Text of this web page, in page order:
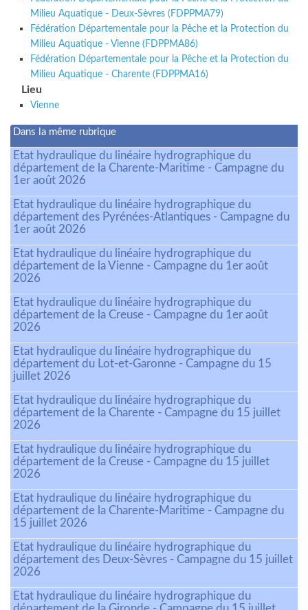
Milieu Aquatique - Deux-Sèvres (FDPPMA79)
Fédération Départementale pour la Pêche et la Protection du
Milieu Aquatique - Vienne (FDPPMA86)
Fédération Départementale pour la Pêche et la Protection du
Milieu Aquatique - Charente (FDPPMA16)
Lieu
Vienne
Dans la même rubrique
Etat hydraulique du linéaire hydrographique du
département de la Charente-Maritime - Campagne du
1er août 2026
Etat hydraulique du linéaire hydrographique du
département des Pyrénées-Atlantiques - Campagne du
1er août 2026
Etat hydraulique du linéaire hydrographique du
département de la Vienne - Campagne du 1er août
2026
Etat hydraulique du linéaire hydrographique du
département de la Creuse - Campagne du 1er août
2026
Etat hydraulique du linéaire hydrographique du
département du Lot-et-Garonne - Campagne du 15
juillet 2026
Etat hydraulique du linéaire hydrographique du
département de la Charente - Campagne du 15 juillet
2026
Etat hydraulique du linéaire hydrographique du
département de la Creuse - Campagne du 15 juillet
2026
Etat hydraulique du linéaire hydrographique du
département de la Charente-Maritime - Campagne du
15 juillet 2026
Etat hydraulique du linéaire hydrographique du
département des Deux-Sèvres - Campagne du 15 juillet
2026
Etat hydraulique du linéaire hydrographique du